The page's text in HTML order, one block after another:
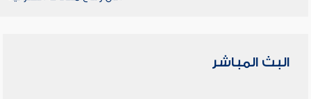
البث المباشر